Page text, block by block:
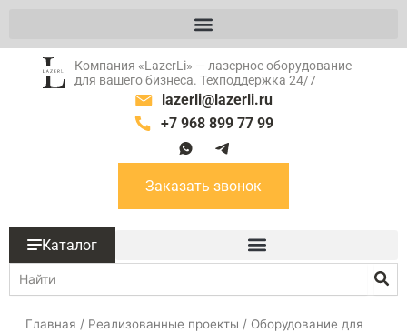
содержимому
Компания «LazerLi» — лазерное оборудование
для вашего бизнеса. Техподдержка 24/7
lazerli@lazerli.ru
+7 968 899 77 99
W
a
T
g
Заказать звонок
Каталог
Поиск
Главная / Реализованные проекты / Оборудование для